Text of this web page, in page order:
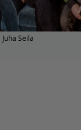
Juha Seila